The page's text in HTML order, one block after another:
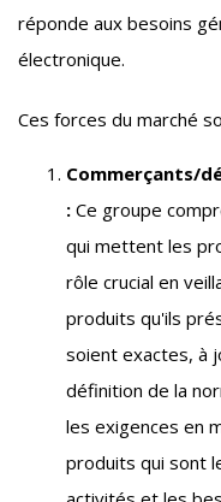
réponde aux besoins
électronique.
Ces forces du marché
Commerçants/
: Ce groupe
qui mettent les
rôle crucial en
produits qu'ils
soient exactes, à
définition de la
les exigences en
produits qui sont